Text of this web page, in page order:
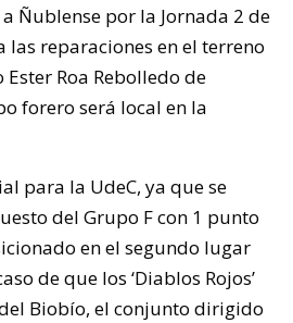
Ñublense por la Jornada 2 de
las reparaciones en el terreno
Roa Rebolledo de
forero será local en la
para la UdeC, ya que se
del Grupo F con 1 punto
en el segundo lugar
de que los ‘Diablos Rojos’
Biobío, el conjunto dirigido